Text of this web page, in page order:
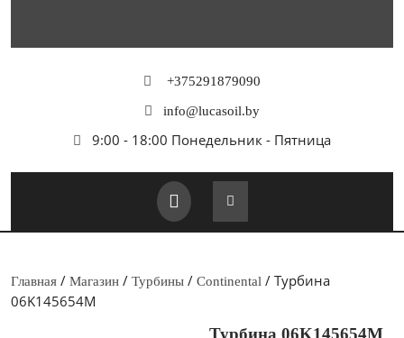
содержимому
+375291879090
info@lucasoil.by
9:00 - 18:00 Понедельник - Пятница
Кнопка
Открыть
Главная / Магазин / Турбины / Continental / Турбина
06K145654M